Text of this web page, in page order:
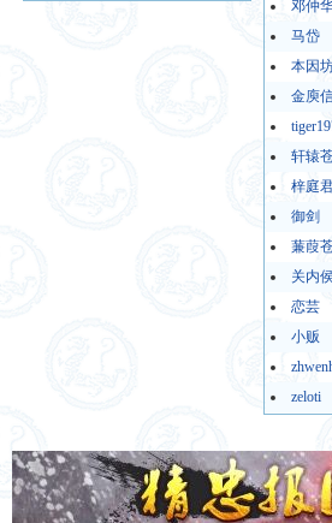
邓仲
马岱
本因
金庾
轩辕
梓庭
御剑
蒹葭
关内
恋芸
小贩
zeloti